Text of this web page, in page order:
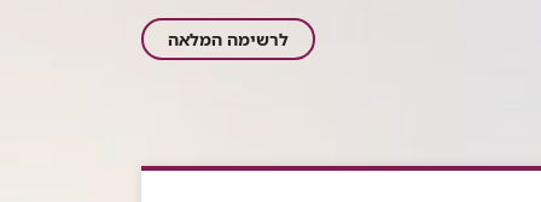
צוות
היחידה
לרשימה המלאה